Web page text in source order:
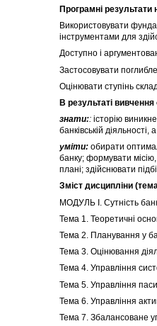
Програмні результати
Використовувати
інструментами для
Доступно і
Застосовувати
Оцінювати ступінь
В результаті
знати:: історію
банківській
уміти: обирати
банку; формувати
плані; здійснювати
Зміст дисципліни
МОДУЛЬ І. Сутність
Тема 1. Теоретичні
Тема 2. Планування у
Тема 3. Оцінювання
Тема 4. Управління
Тема 5. Управління
Тема 6. Управління
Тема 7. Збалансоване